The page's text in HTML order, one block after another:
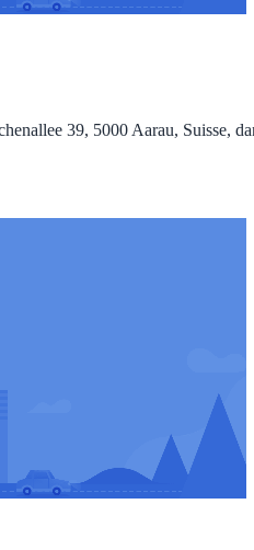
39, 5000 Aarau, Suisse,